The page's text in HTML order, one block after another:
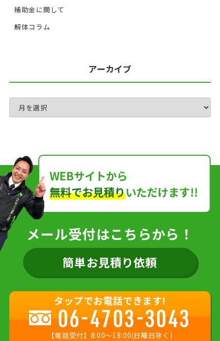
補助金に関して
解体コラム
アーカイブ
WEBサイトから
無料でお見積りいただけます!!
メール受付はこちらから！
簡単お見積り依頼
タップでお電話できます!
06-4703-3043
【電話受付】8:00〜18:00(日曜日除く)